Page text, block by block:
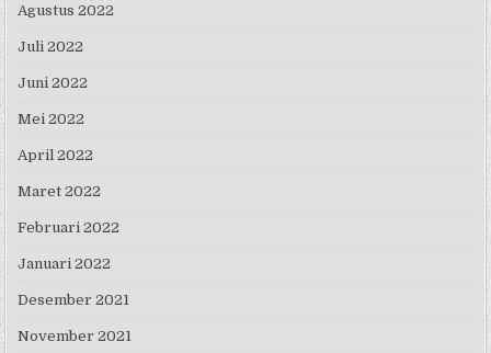
Agustus 2022
Juli 2022
Juni 2022
Mei 2022
April 2022
Maret 2022
Februari 2022
Januari 2022
Desember 2021
November 2021